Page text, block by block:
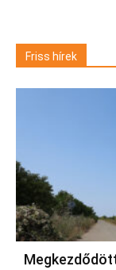
Friss hírek